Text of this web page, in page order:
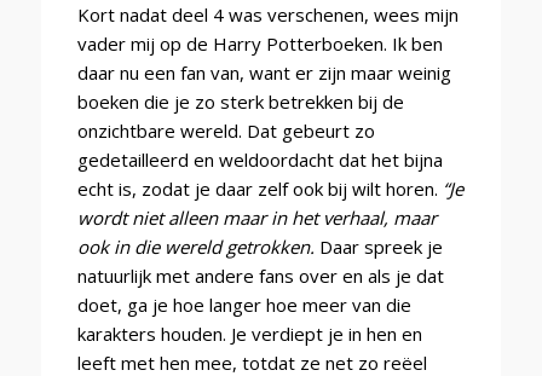
Kort nadat deel 4 was verschenen, wees mijn
vader mij op de Harry Potterboeken. Ik ben
daar nu een fan van, want er zijn maar weinig
boeken die je zo sterk betrekken bij de
onzichtbare wereld. Dat gebeurt zo
gedetailleerd en weldoordacht dat het bijna
echt is, zodat je daar zelf ook bij wilt horen. “Je
wordt niet alleen maar in het verhaal, maar
ook in die wereld getrokken. Daar spreek je
natuurlijk met andere fans over en als je dat
doet, ga je hoe langer hoe meer van die
karakters houden. Je verdiept je in hen en
leeft met hen mee, totdat ze net zo reëel